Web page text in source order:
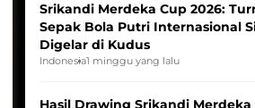
Srikandi Merdeka Cup 2026:
Sepak Bola Putri Internasional
Digelar di Kudus
Indonesia1 minggu yang lalu
Hasil Drawing Srikandi Merdeka